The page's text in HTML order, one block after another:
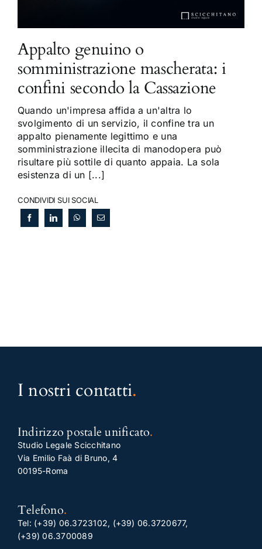
Appalto genuino o
somministrazione mascherata: i
confini secondo la Cassazione
Quando un'impresa affida a un'altra lo
svolgimento di un servizio, il confine tra un
appalto pienamente legittimo e una
somministrazione illecita di manodopera può
risultare più sottile di quanto appaia. La sola
esistenza di un [...]
CONDIVIDI SUI SOCIAL
I nostri contatti.
Indirizzo postale unificato.
Studio Legale Scicchitano
Via Emilio Faà di Bruno, 4
00195-Roma
Telefono.
Tel: (+39) 06.3723102, (+39) 06.3720677,
(+39) 06.3700089